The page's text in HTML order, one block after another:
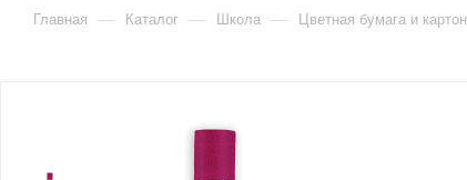
Главная — Каталог — Школа — Цветная бумага и картон